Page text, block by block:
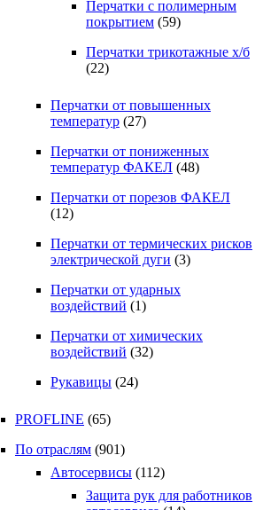
Перчатки с полимерным
покрытием (59)
Перчатки трикотажные х/б
(22)
Перчатки от повышенных
температур (27)
Перчатки от пониженных
температур ФАКЕЛ (48)
Перчатки от порезов ФАКЕЛ
(12)
Перчатки от термических рисков
электрической дуги (3)
Перчатки от ударных
воздействий (1)
Перчатки от химических
воздействий (32)
Рукавицы (24)
PROFLINE (65)
По отраслям (901)
Автосервисы (112)
Защита рук для работников